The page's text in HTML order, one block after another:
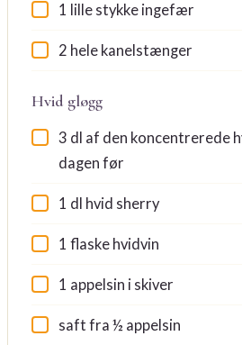
1 lille stykke ingefær
2 hele kanelstænger
Hvid gløgg
3 dl af den koncentrerede
dagen før
1 dl hvid sherry
1 flaske hvidvin
1 appelsin i skiver
saft fra ½ appelsin